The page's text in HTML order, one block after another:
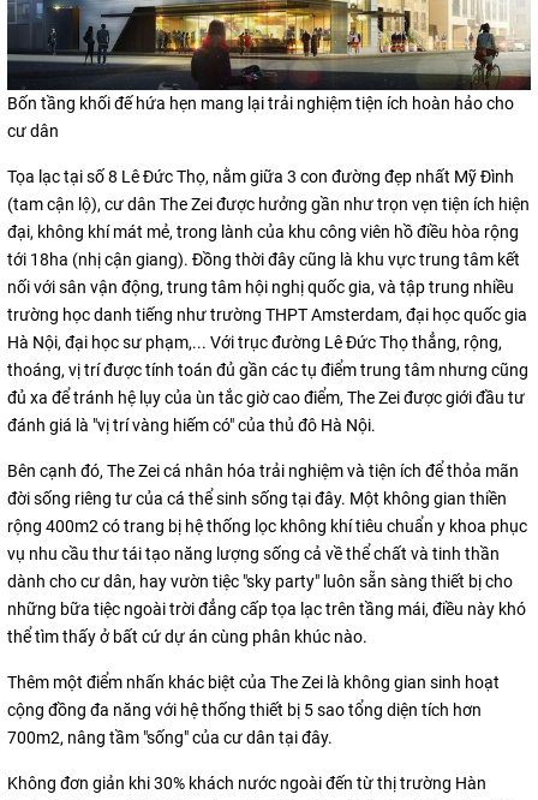
Bốn tầng khối đế hứa hẹn mang lại trải nghiệm tiện ích hoàn hảo cho
cư dân
Tọa lạc tại số 8 Lê Đức Thọ, nằm giữa 3 con đường đẹp nhất Mỹ Đình
(tam cận lộ), cư dân The Zei được hưởng gần như trọn vẹn tiện ích hiện
đại, không khí mát mẻ, trong lành của khu công viên hồ điều hòa rộng
tới 18ha (nhị cận giang). Đồng thời đây cũng là khu vực trung tâm kết
nối với sân vận động, trung tâm hội nghị quốc gia, và tập trung nhiều
trường học danh tiếng như trường THPT Amsterdam, đại học quốc gia
Hà Nội, đại học sư phạm,... Với trục đường Lê Đức Thọ thẳng, rộng,
thoáng, vị trí được tính toán đủ gần các tụ điểm trung tâm nhưng cũng
đủ xa để tránh hệ lụy của ùn tắc giờ cao điểm, The Zei được giới đầu tư
đánh giá là "vị trí vàng hiếm có" của thủ đô Hà Nội.
Bên cạnh đó, The Zei cá nhân hóa trải nghiệm và tiện ích để thỏa mãn
đời sống riêng tư của cá thể sinh sống tại đây. Một không gian thiền
rộng 400m2 có trang bị hệ thống lọc không khí tiêu chuẩn y khoa phục
vụ nhu cầu thư tái tạo năng lượng sống cả về thể chất và tinh thần
dành cho cư dân, hay vườn tiệc "sky party" luôn sẵn sàng thiết bị cho
những bữa tiệc ngoài trời đẳng cấp tọa lạc trên tầng mái, điều này khó
thể tìm thấy ở bất cứ dự án cùng phân khúc nào.
Thêm một điểm nhấn khác biệt của The Zei là không gian sinh hoạt
cộng đồng đa năng với hệ thống thiết bị 5 sao tổng diện tích hơn
700m2, nâng tầm "sống" của cư dân tại đây.
Không đơn giản khi 30% khách nước ngoài đến từ thị trường Hàn